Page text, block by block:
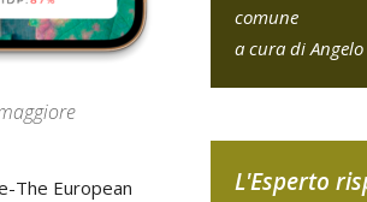
The European
comune
a cura di
L'Esperto